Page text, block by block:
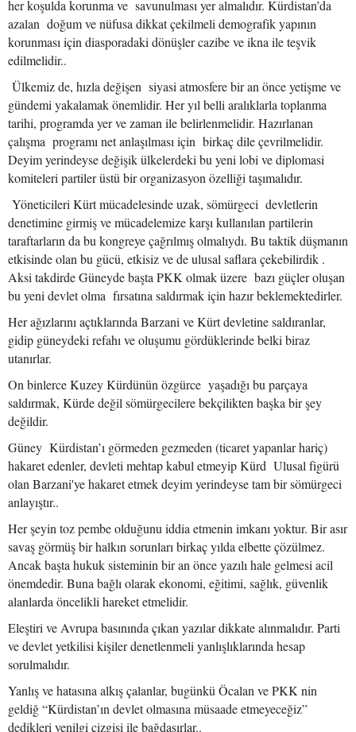
her koşulda korunma ve savunulması yer almalıdır. Kürdistan’da
azalan doğum ve nüfusa dikkat çekilmeli demografik yapının
korunması için diasporadaki dönüşler cazibe ve ikna ile teşvik
edilmelidir..
Ülkemiz de, hızla değişen siyasi atmosfere bir an önce yetişme ve
gündemi yakalamak önemlidir. Her yıl belli aralıklarla toplanma
tarihi, programda yer ve zaman ile belirlenmelidir. Hazırlanan
çalışma programı net anlaşılması için birkaç dile çevrilmelidir.
Deyim yerindeyse değişik ülkelerdeki bu yeni lobi ve diplomasi
komiteleri partiler üstü bir organizasyon özelliği taşımalıdır.
Yöneticileri Kürt mücadelesinde uzak, sömürgeci devletlerin
denetimine girmiş ve mücadelemize karşı kullanılan partilerin
taraftarların da bu kongreye çağrılmış olmalıydı. Bu taktik düşmanın
etkisinde olan bu gücü, etkisiz ve de ulusal saflara çekebilirdik .
Aksi takdirde Güneyde başta PKK olmak üzere bazı güçler oluşan
bu yeni devlet olma fırsatına saldırmak için hazır beklemektedirler.
Her ağızlarını açtıklarında Barzani ve Kürt devletine saldıranlar,
gidip güneydeki refahı ve oluşumu gördüklerinde belki biraz
utanırlar.
On binlerce Kuzey Kürdünün özgürce yaşadığı bu parçaya
saldırmak, Kürde değil sömürgecilere bekçilikten başka bir şey
değildir.
Güney Kürdistan’ı görmeden gezmeden (ticaret yapanlar hariç)
hakaret edenler, devleti mehtap kabul etmeyip Kürd Ulusal figürü
olan Barzani'ye hakaret etmek deyim yerindeyse tam bir sömürgeci
anlayıştır..
Her şeyin toz pembe olduğunu iddia etmenin imkanı yoktur. Bir asır
savaş görmüş bir halkın sorunları birkaç yılda elbette çözülmez.
Ancak başta hukuk sisteminin bir an önce yazılı hale gelmesi acil
önemdedir. Buna bağlı olarak ekonomi, eğitimi, sağlık, güvenlik
alanlarda öncelikli hareket etmelidir.
Eleştiri ve Avrupa basınında çıkan yazılar dikkate alınmalıdır. Parti
ve devlet yetkilisi kişiler denetlenmeli yanlışlıklarında hesap
sorulmalıdır.
Yanlış ve hatasına alkış çalanlar, bugünkü Öcalan ve PKK nin
geldiğ “Kürdistan’ın devlet olmasına müsaade etmeyeceğiz”
dedikleri yenilgi çizgisi ile bağdaşırlar..